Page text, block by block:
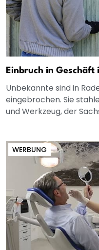
Einbruch in Geschäft
Unbekannte sind in
eingebrochen. Sie
und Werkzeug, der
WERBUNG